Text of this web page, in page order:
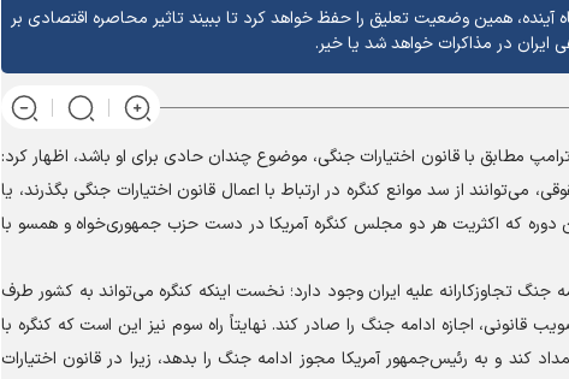
همین وضعیت تعلیق را حفظ خواهد کرد تا ببیند تاثیر محاصره اقتصادی بر
ایران در مذاکرات خواهد شد یا خیر.
گفت: پایان مهلت ۶۰ روزه ترامپ مطابق با قانون اختیارات جنگی، موضوع چندان حادی برای او باشد، اظهار کرد:
از سد موانع کنگره در ارتباط با اعمال قانون اختیارات جنگی بگذرند، یا
دوره که اکثریت هر دو مجلس کنگره آمریکا در دست حزب جمهوری‌خواه و همسو با
قانونی برای ادامه جنگ تجاوزکارانه علیه ایران وجود دارد؛ نخست اینکه کنگره می‌تواند به کشور طرف
قانونی، اجازه ادامه جنگ را صادر کند. نهایتاً راه سوم نیز این است که کنگره با
کند و به رئیس‌جمهور آمریکا مجوز ادامه جنگ را بدهد، زیرا در قانون اختیارات